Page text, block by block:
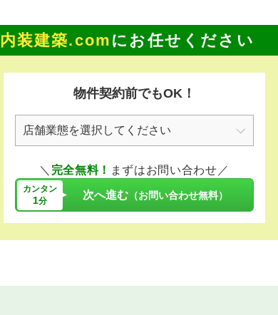
内装建築.com にお任せください
物件契約前でもOK！
＼ 完全無料！ まずはお問い合わせ／
カンタン
1分 次へ進む （お問い合わせ無料）